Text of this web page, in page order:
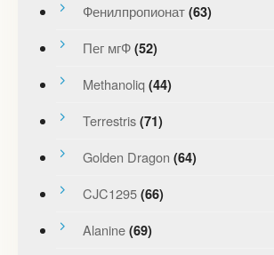
Фенилпропионат (63)
Пег мгФ (52)
Methanoliq (44)
Terrestris (71)
Golden Dragon (64)
CJC1295 (66)
Alanine (69)